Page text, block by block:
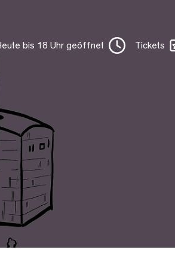
bis 18 Uhr geöffnet Tickets